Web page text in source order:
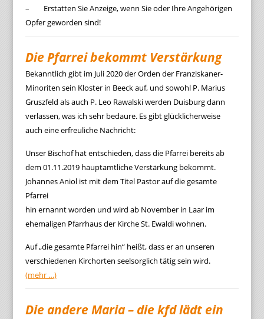
– Erstatten Sie Anzeige, wenn Sie oder Ihre Angehörigen
Opfer geworden sind!
Die Pfarrei bekommt Verstärkung
Bekanntlich gibt im Juli 2020 der Orden der Franziskaner-
Minoriten sein Kloster in Beeck auf, und sowohl P. Marius
Gruszfeld als auch P. Leo Rawalski werden Duisburg dann
verlassen, was ich sehr bedaure. Es gibt glücklicherweise
auch eine erfreuliche Nachricht:
Unser Bischof hat entschieden, dass die Pfarrei bereits ab
dem 01.11.2019 hauptamtliche Verstärkung bekommt.
Johannes Aniol ist mit dem Titel Pastor auf die gesamte
Pfarrei
hin ernannt worden und wird ab November in Laar im
ehemaligen Pfarrhaus der Kirche St. Ewaldi wohnen.
Auf „die gesamte Pfarrei hin“ heißt, dass er an unseren
verschiedenen Kirchorten seelsorglich tätig sein wird.
(mehr …)
Die andere Maria – die kfd lädt ein